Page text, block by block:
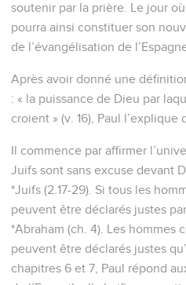
soutenir par la prière. Le jour
pourra ainsi constituer son
de l’évangélisation de
Après avoir donné une
: « la puissance de Dieu par
croient » (v. 16), Paul
Il commence par affirmer
Juifs sont sans excuse devant
*Juifs (2.17-29). Si tous les
peuvent être déclarés justes
*Abraham (ch. 4). Les hommes
peuvent être déclarés justes
chapitres 6 et 7, Paul répond